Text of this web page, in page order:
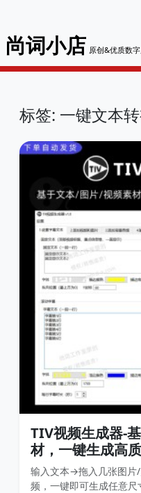
尚词小店 原创&优质数
标签: 一键文本
TIV视频生成器-
材，一键生成高
输入文本→拖入几张图
频，一键即可生成任意